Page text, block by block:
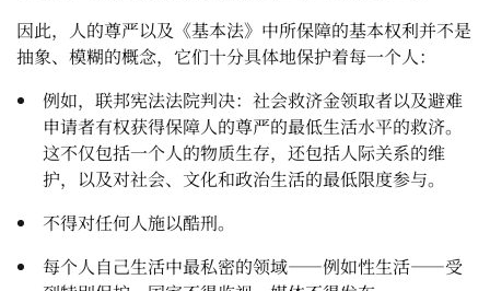
因此，人的尊严以及《基本法》中所保障的基本权利并不是
抽象、模糊的概念，它们十分具体地保护着每一个人：
例如，联邦宪法法院判决：社会救济金领取者以及避难
申请者有权获得保障人的尊严的最低生活水平的救济。
这不仅包括一个人的物质生存，还包括人际关系的维
护，以及对社会、文化和政治生活的最低限度参与。
不得对任何人施以酷刑。
每个人自己生活中最私密的领域——例如性生活——受